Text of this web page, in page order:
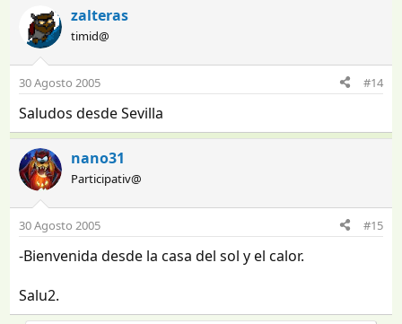
zalteras
timid@
30 Agosto 2005 #14
Saludos desde Sevilla
nano31
Participativ@
30 Agosto 2005 #15
-Bienvenida desde la casa del sol y el calor.
Salu2.